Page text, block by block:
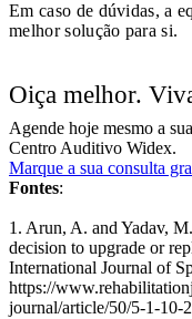
Em caso de dúvidas, a
melhor solução para si.
Oiça melhor.
Agende hoje mesmo a
Centro Auditivo Widex.
Marque a sua consulta
Fontes:
1. Arun, A. and Yadav,
decision to upgrade or
International Journal of
https://
journal/article/50/5-1-10-